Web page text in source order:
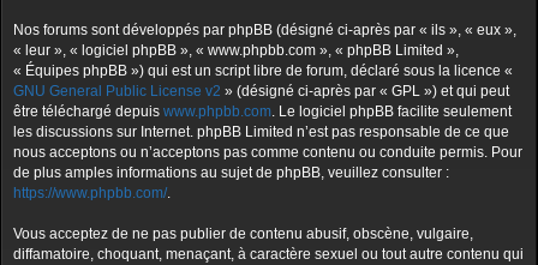
Nos forums sont développés par phpBB (désigné ci-après par « ils », « eux »,
« leur », « logiciel phpBB », « www.phpbb.com », « phpBB Limited »,
« Équipes phpBB ») qui est un script libre de forum, déclaré sous la licence «
GNU General Public License v2 » (désigné ci-après par « GPL ») et qui peut
être téléchargé depuis www.phpbb.com. Le logiciel phpBB facilite seulement
les discussions sur Internet. phpBB Limited n’est pas responsable de ce que
nous acceptons ou n’acceptons pas comme contenu ou conduite permis. Pour
de plus amples informations au sujet de phpBB, veuillez consulter :
https://www.phpbb.com/.
Vous acceptez de ne pas publier de contenu abusif, obscène, vulgaire,
diffamatoire, choquant, menaçant, à caractère sexuel ou tout autre contenu qui